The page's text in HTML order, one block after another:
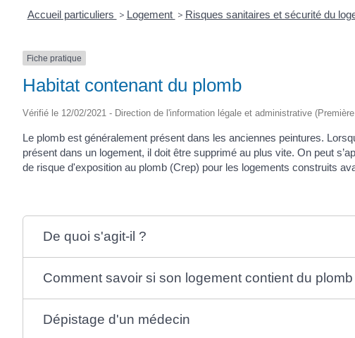
Accueil particuliers > Logement > Risques sanitaires et sécurité du
Fiche pratique
Habitat contenant du plomb
Vérifié le 12/02/2021 - Direction de l'information légale et administrative
Le plomb est généralement présent dans les anciennes peintures.
présent dans un logement, il doit être supprimé au plus vite. On peut
de risque d'exposition au plomb (Crep) pour les logements construits
De quoi s'agit-il ?
Comment savoir si son logement contient du plomb
Dépistage d'un médecin